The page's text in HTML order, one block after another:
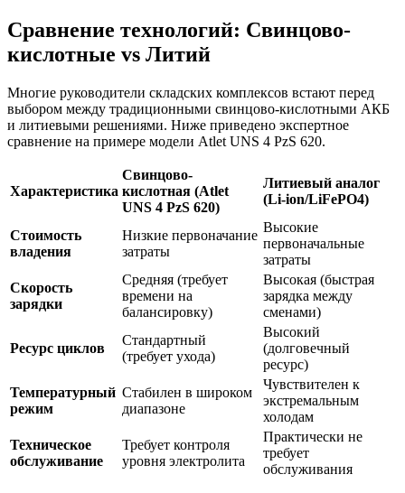
Сравнение технологий: Свинцово-
кислотные vs Литий
Многие руководители складских комплексов встают перед
выбором между традиционными свинцово-кислотными АКБ
и литиевыми решениями. Ниже приведено экспертное
сравнение на примере модели Atlet UNS 4 PzS 620.
Характеристика
Свинцово-
кислотная (Atlet
UNS 4 PzS 620)
Литиевый аналог
(Li-ion/LiFePO4)
Стоимость
владения
Низкие первоначание
затраты
Высокие
первоначальные
затраты
Скорость
зарядки
Средняя (требует
времени на
балансировку)
Высокая (быстрая
зарядка между
сменами)
Ресурс циклов
Стандартный
(требует ухода)
Высокий
(долговечный
ресурс)
Температурный
режим
Стабилен в широком
диапазоне
Чувствителен к
экстремальным
холодам
Техническое
обслуживание
Требует контроля
уровня электролита
Практически не
требует
обслуживания